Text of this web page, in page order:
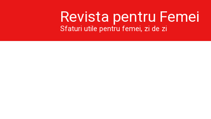
Revista pentru Femei
Sfaturi utile pentru femei, zi de zi